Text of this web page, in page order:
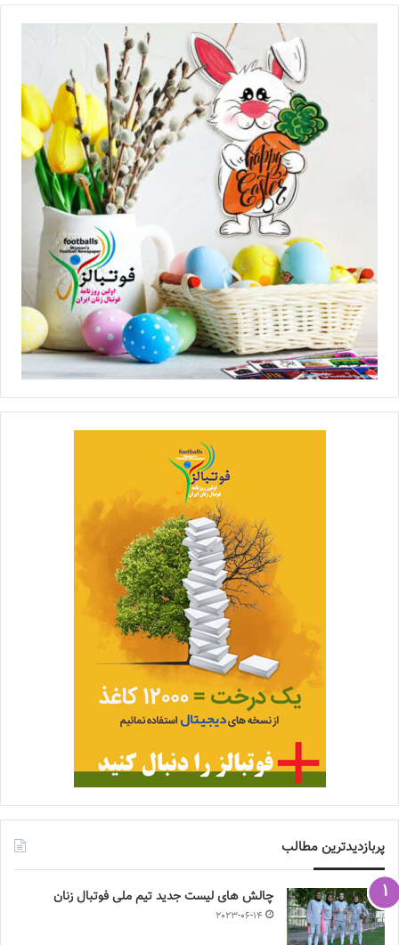
پربازدیدترین مطالب
چالش هاى ليست جدید تيم ملى فوتبال زنان
2023-06-14